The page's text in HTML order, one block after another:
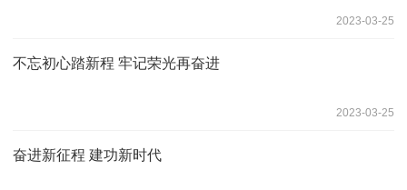
2023-03-25
不忘初心踏新程 牢记荣光再奋进
2023-03-25
奋进新征程 建功新时代